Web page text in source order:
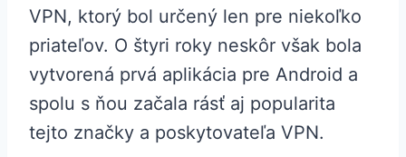
VPN, ktorý bol určený len pre niekoľko
priateľov. O štyri roky neskôr však bola
vytvorená prvá aplikácia pre Android a
spolu s ňou začala rásť aj popularita
tejto značky a poskytovateľa VPN.